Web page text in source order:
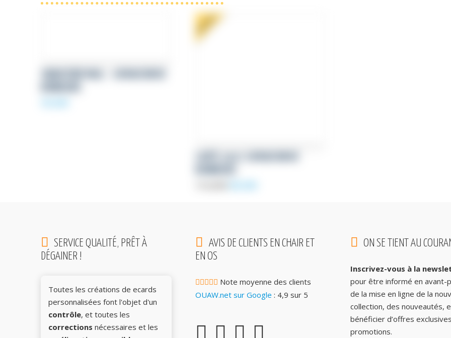
PROMO !
prix
SERVICE QUALITÉ, PRÊT À
DÉGAINER !
Toutes les créations de ecards
personnalisées font l'objet d'un
contrôle, et toutes les
corrections nécessaires et les
AVIS DE CLIENTS EN CHAIR ET
EN OS
Note moyenne des clients
OUAW.net sur Google : 4,9 sur 5
ON SE TIENT AU
Inscrivez-vous à la
pour être informé en avant-
de la mise en ligne de la
collection, des nouveautés,
bénéficier d’offres
promotions.